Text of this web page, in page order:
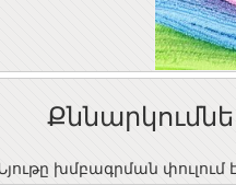
խմբագրման փուլում է